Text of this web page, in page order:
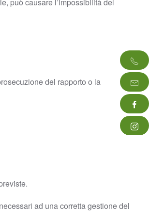
può causare l’impossibilità del
del rapporto o la
ad una corretta gestione del